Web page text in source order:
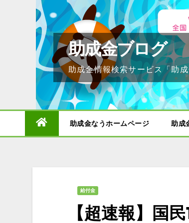
助成金ブログ
助成金情報検索サービス「助
助成金なうホームページ 助成
給付金
【超速報】国